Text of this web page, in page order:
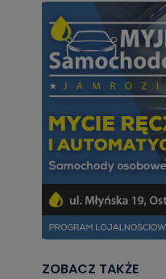
ZOBACZ TAKŻE